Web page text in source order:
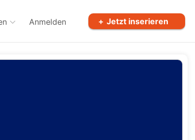
Anmelden Jetzt inserieren